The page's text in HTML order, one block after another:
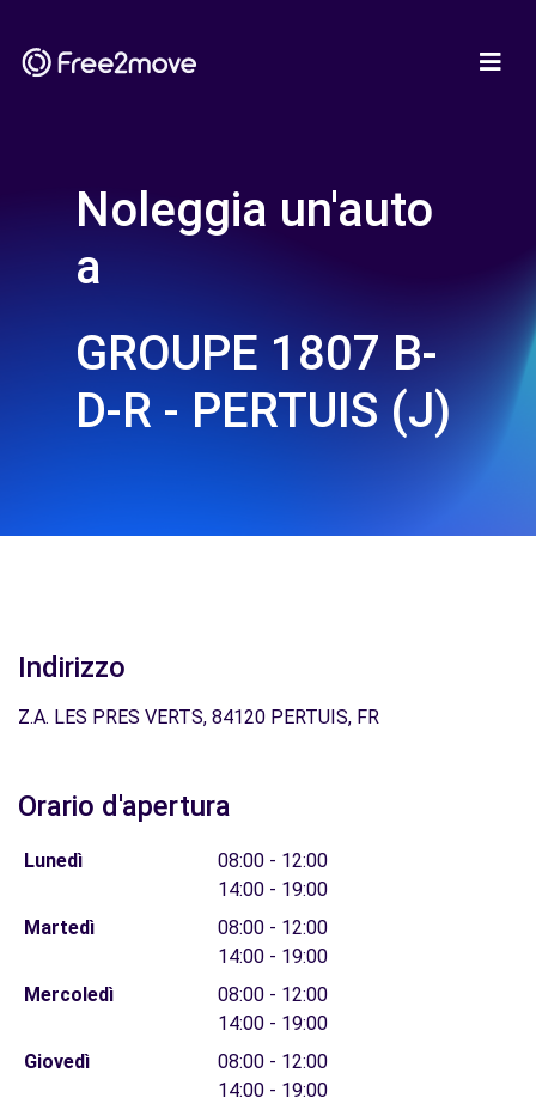
Noleggia un'auto
a
GROUPE 1807 B-
D-R - PERTUIS (J)
Indirizzo
Z.A. LES PRES VERTS, 84120 PERTUIS, FR
Orario d'apertura
Lunedì
08:00 - 12:00
14:00 - 19:00
Martedì
08:00 - 12:00
14:00 - 19:00
Mercoledì
08:00 - 12:00
14:00 - 19:00
Giovedì
08:00 - 12:00
14:00 - 19:00